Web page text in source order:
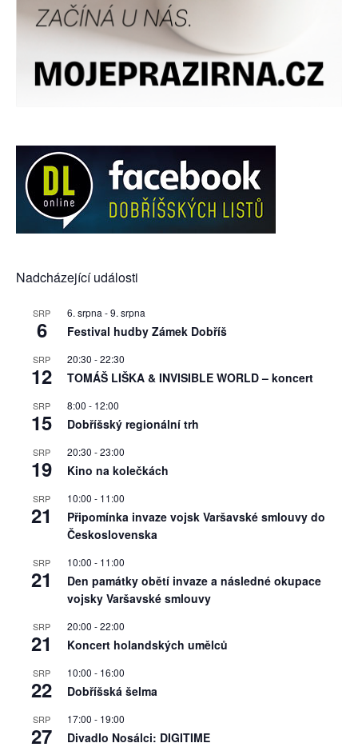
Nadcházející události
SRP
6
6. srpna -9. srpna
Festival hudby Zámek Dobříš
SRP
12
20:30 -22:30
TOMÁŠ LIŠKA & INVISIBLE WORLD – koncert
SRP
15
8:00 - 12:00
Dobříšský regionální trh
SRP
19
20:30 -23:00
Kino na kolečkách
SRP
21
10:00 - 11:00
Připomínka invaze vojsk Varšavské smlouvy do
Československa
SRP
21
10:00 - 11:00
Den památky obětí invaze a následné okupace
vojsky Varšavské smlouvy
SRP
21
20:00 -22:00
Koncert holandských umělců
SRP
22
10:00 - 16:00
Dobříšská šelma
SRP
27
17:00 - 19:00
Divadlo Nosálci: DIGITIME